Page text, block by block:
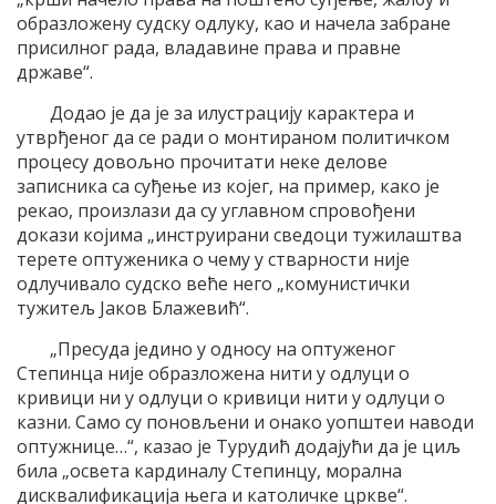
образложену судску одлуку, као и начела забране
присилног рада, владавине права и правне
државе“.
Додао jе да jе за илустрациjу карактера и
утврђеног да се ради о монтираном политичком
процесу довољно прочитати неке делове
записника са суђење из коjег, на пример, како jе
рекао, произлази да су углавном спровођени
докази коjима „инструирани сведоци тужилаштва
терете оптуженика о чему у стварности ниjе
одлучивало судско веће него „комунистички
тужитељ Jаков Блажевић“.
„Пресуда jедино у односу на оптуженог
Степинца ниjе образложена нити у одлуци о
кривици ни у одлуци о кривици нити у одлуци о
казни. Само су поновљени и онако уопштеи наводи
оптужнице…“, казао jе Tурудић додаjући да jе циљ
била „освета кардиналу Степинцу, морална
дисквалификациjа њега и католичке цркве“.